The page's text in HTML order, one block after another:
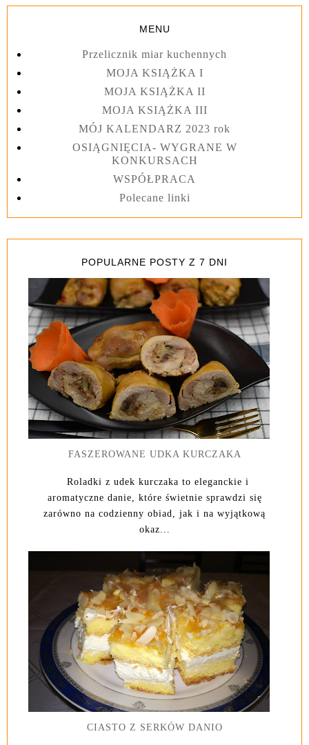
MENU
Przelicznik miar kuchennych
MOJA KSIĄŻKA I
MOJA KSIĄŻKA II
MOJA KSIĄŻKA III
MÓJ KALENDARZ 2023 rok
OSIĄGNIĘCIA- WYGRANE W
KONKURSACH
WSPÓŁPRACA
Polecane linki
POPULARNE POSTY Z 7 DNI
FASZEROWANE UDKA KURCZAKA
Roladki z udek kurczaka to eleganckie i
aromatyczne danie, które świetnie sprawdzi się
zarówno na codzienny obiad, jak i na wyjątkową
okaz...
CIASTO Z SERKÓW DANIO